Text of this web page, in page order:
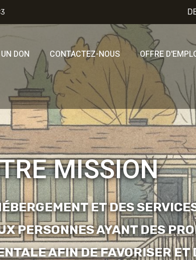
DON CONTACTEZ-NOUS OFFRE
MISSION
ET DES
PERSONNES AYANT DES
AFIN DE FAVORISER